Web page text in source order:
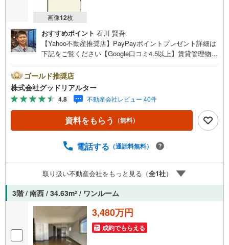
画像12枚
おすすめポイント 石川 賢吾
【Yahoo不動産推奨店】PayPayポイントプレゼント詳細は
下記をご覧ください【Google口コミ4.5以上】賃貸管理物件
介です。投資用マンションを購入する際、最大のリスクは
空室リスクです。利回りがいくら高かろうとも、空室が続
いてしまえば、絵に描いた餅になってしまいます。弊社で
ご紹介するマンションは、人気エリアのお薦め物件はもち
ろんのこと、エリアのニーズに合った人気のお部屋等、賃
貸営業経験スタッフの培ってきた知識と経験を基に物件を
ての対策はお任せください。掲載されている物件は、弊社
い合わせください。※記載賃料等の収入や利回りは、将来に
わたり、得られることを保証するものではありません。※賃
料等については、賃貸中のものについては現在の賃料等
で、空室または所有者居住中等のものについては、周辺の
賃料相場に基づき、満室時を想定して表示しています。
ゴールド推奨店
株式会社グッドリアルター
4.8 不動産会社レビュー 40件
資料をもらう （無料）
電話する （通話料無料）
取り扱い不動産会社をもっと見る（全1社）
3階 / 南西 / 34.63m2 / ワンルーム
3,480万円
成約でもらえる